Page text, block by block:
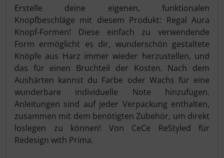
Produktbeschreibung
Erstelle deine eigenen, funktionalen
Knopfbeschläge mit diesem Produkt: Regal Aura
Knopf-Formen! Diese einfach zu verwendende
Form ermöglicht es dir, wunderschön gestaltete
Knöpfe aus Harz immer wieder herzustellen, und
das für einen Bruchteil der Kosten. Nach dem
Aushärten kannst du Farbe oder Wachs für eine
wunderbare individuelle Note hinzufügen.
Anleitungen sind auf jeder Verpackung enthalten,
zusammen mit dem benötigten Zubehör, um direkt
loslegen zu können! Von CeCe ReStyled für
Redesign with Prima.